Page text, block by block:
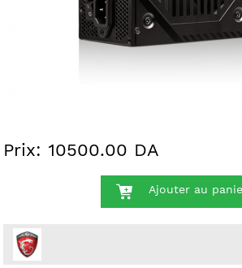
Prix: 10500.00 DA
Ajouter au